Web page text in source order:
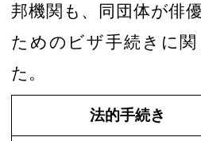
邦機関も、同団体が俳
ためのビザ手続きに
た。
法的手続き